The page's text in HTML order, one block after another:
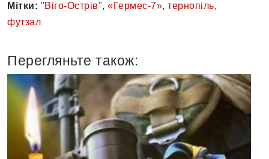
Мітки: "Віго-Острів", «Гермес-7», тернопіль,
футзал
Перегляньте також: